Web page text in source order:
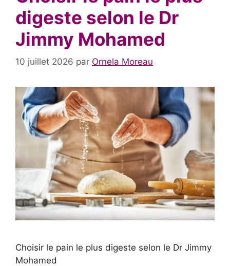
digeste selon le Dr
Jimmy Mohamed
10 juillet 2026 par Ornela Moreau
Choisir le pain le plus digeste selon le Dr Jimmy
Mohamed